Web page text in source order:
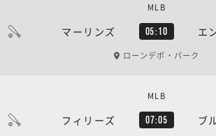
マーリンズ 05:10 エ
MLB
ローンデポ・パーク
フィリーズ 07:05 ブ
MLB